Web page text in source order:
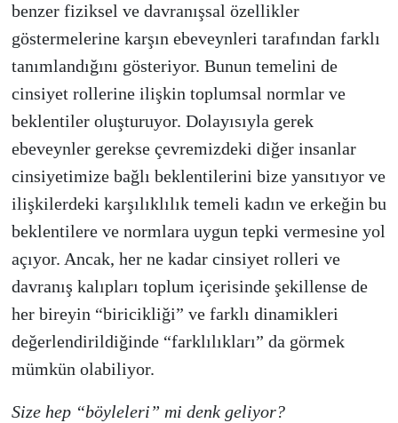
benzer fiziksel ve davranışsal özellikler
göstermelerine karşın ebeveynleri tarafından farklı
tanımlandığını gösteriyor. Bunun temelini de
cinsiyet rollerine ilişkin toplumsal normlar ve
beklentiler oluşturuyor. Dolayısıyla gerek
ebeveynler gerekse çevremizdeki diğer insanlar
cinsiyetimize bağlı beklentilerini bize yansıtıyor ve
ilişkilerdeki karşılıklılık temeli kadın ve erkeğin bu
beklentilere ve normlara uygun tepki vermesine yol
açıyor. Ancak, her ne kadar cinsiyet rolleri ve
davranış kalıpları toplum içerisinde şekillense de
her bireyin “biricikliği” ve farklı dinamikleri
değerlendirildiğinde “farklılıkları” da görmek
mümkün olabiliyor.
Size hep “böyleleri” mi denk geliyor?